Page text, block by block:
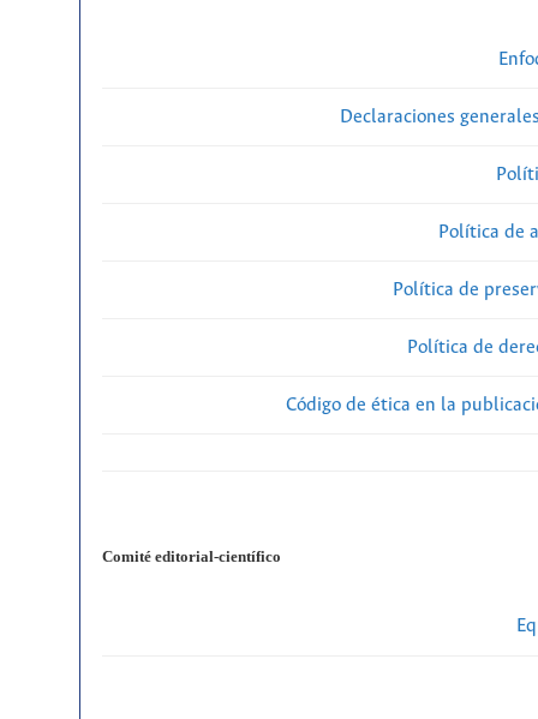
Declaraciones
Política de
Política de
Política de
Código de ética en la
Comité editorial-científico